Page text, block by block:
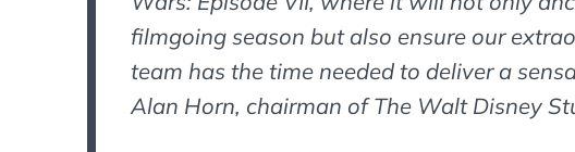
filmgoing season but also ensure our
team has the time needed to deliver a
Alan Horn, chairman of The Walt Disney